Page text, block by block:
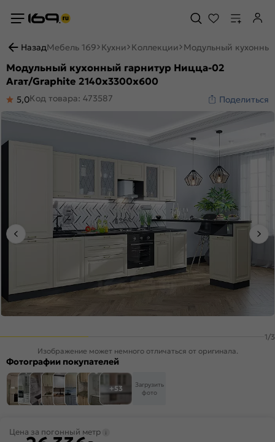
НазадМебель 169 Кухни Коллекции Модульный
Модульный кухонный гарнитур Ницца-02
Агат/Graphite 2140x3300x600
5,0Код товара: 473587 Поделиться
1/3
Изображение может немного отличаться от оригинала.
Фотографии покупателей
+53
Загрузить
фото
Цена за погонный метр